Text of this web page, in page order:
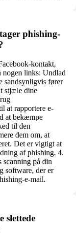
phishing-
kontakt,
links: Undlad
sandsynligvis fører
stjæle dine
at rapportere e-
at bekæmpe
til den
dem om, at
Det er vigtigt at
af phishing. 4.
på din
software, der er
e-mail.
slettede